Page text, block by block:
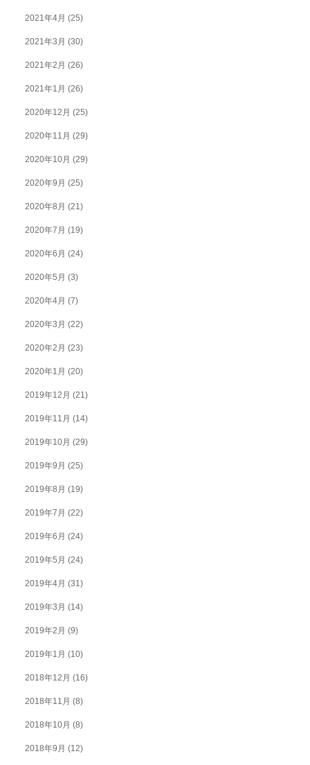
2021年4月 (25)
2021年3月 (30)
2021年2月 (26)
2021年1月 (26)
2020年12月 (25)
2020年11月 (29)
2020年10月 (29)
2020年9月 (25)
2020年8月 (21)
2020年7月 (19)
2020年6月 (24)
2020年5月 (3)
2020年4月 (7)
2020年3月 (22)
2020年2月 (23)
2020年1月 (20)
2019年12月 (21)
2019年11月 (14)
2019年10月 (29)
2019年9月 (25)
2019年8月 (19)
2019年7月 (22)
2019年6月 (24)
2019年5月 (24)
2019年4月 (31)
2019年3月 (14)
2019年2月 (9)
2019年1月 (10)
2018年12月 (16)
2018年11月 (8)
2018年10月 (8)
2018年9月 (12)